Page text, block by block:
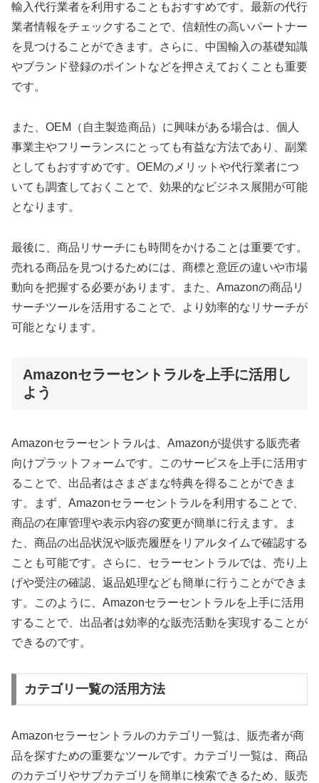
輸入代行業者を利用することもおすすめです。最新の代行
業者情報をチェックすることで、信頼性の高いパートナー
を見つけることができます。さらに、中国輸入の基礎知識
やブランド登録のポイントなどを押さえておくことも重要
です。
また、OEM（自主製造商品）に興味がある場合は、個人
事業主やフリーランスにとっても有益な方法であり、副業
としてもおすすめです。OEMのメリットや代行業者につ
いても調査しておくことで、効果的なビジネス展開が可能
となります。
最後に、商品リサーチにも時間をかけることは重要です。
売れる商品を見つけるためには、商標と意匠の違いや市場
動向を把握する必要があります。また、Amazonの商品リ
サーチツールを活用することで、より効率的なリサーチが
可能となります。
Amazonセラーセントラルを上手に活用し
よう
Amazonセラーセントラルは、Amazonが提供する販売者
向けプラットフォームです。このサービスを上手に活用す
ることで、出品者はさまざまな特典を得ることができま
す。まず、Amazonセラーセントラルを利用することで、
商品の在庫管理や表示内容の変更が簡単に行えます。ま
た、商品の出品状況や販売履歴をリアルタイムで確認する
ことも可能です。さらに、セラーセントラルでは、売り上
げや受注の確認、返品処理なども簡単に行うことができま
す。このように、Amazonセラーセントラルを上手に活用
することで、出品者は効率的な販売活動を実現することが
できるのです。
カテゴリ一覧の活用方法
Amazonセラーセントラルのカテゴリ一覧は、販売者が商
品を探すための重要なツールです。カテゴリ一覧は、商品
のカテゴリやサブカテゴリを簡単に検索できるため、販売